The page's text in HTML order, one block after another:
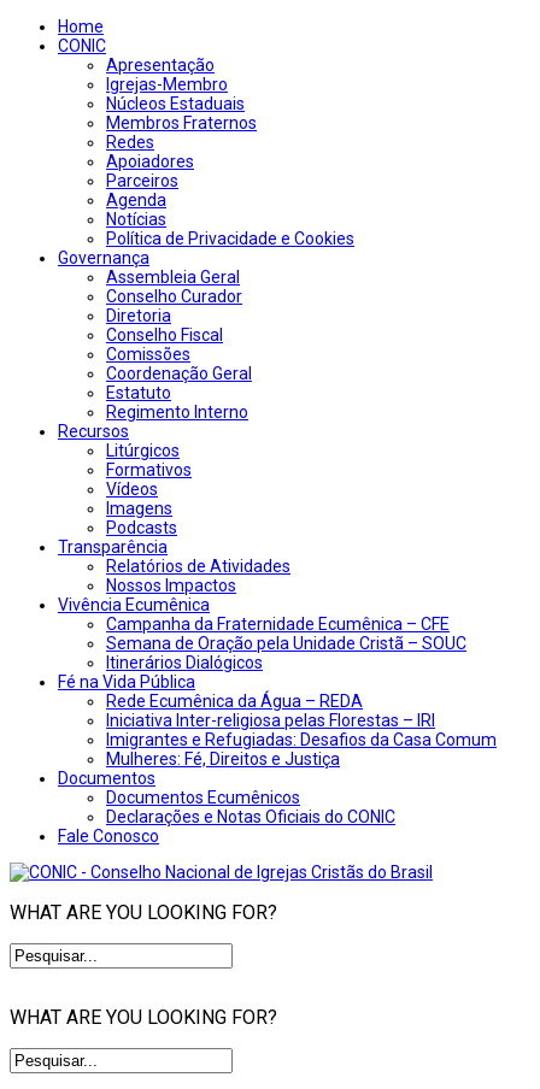
Home
CONIC
Apresentação
Igrejas-Membro
Núcleos Estaduais
Membros Fraternos
Redes
Apoiadores
Parceiros
Agenda
Notícias
Política de Privacidade e Cookies
Governança
Assembleia Geral
Conselho Curador
Diretoria
Conselho Fiscal
Comissões
Coordenação Geral
Estatuto
Regimento Interno
Recursos
Litúrgicos
Formativos
Vídeos
Imagens
Podcasts
Transparência
Relatórios de Atividades
Nossos Impactos
Vivência Ecumênica
Campanha da Fraternidade Ecumênica – CFE
Semana de Oração pela Unidade Cristã – SOUC
Itinerários Dialógicos
Fé na Vida Pública
Rede Ecumênica da Água – REDA
Iniciativa Inter-religiosa pelas Florestas – IRI
Imigrantes e Refugiadas: Desafios da Casa Comum
Mulheres: Fé, Direitos e Justiça
Documentos
Documentos Ecumênicos
Declarações e Notas Oficiais do CONIC
Fale Conosco
WHAT ARE YOU LOOKING FOR?
WHAT ARE YOU LOOKING FOR?